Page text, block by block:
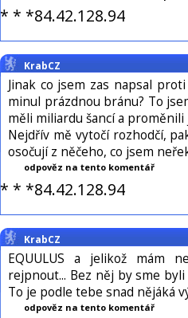
* * *84.42.128.94
KrabCZ
Jinak co jsem zas napsal
minul prázdnou bránu? To
měli miliardu šancí a proměnili
Nejdřív mě vytočí rozhodčí,
osočují z něčeho, co jsem
odpověz na tento komentář
* * *84.42.128.94
KrabCZ
EQUULUS a jelikož mám
rejpnout... Bez něj by sme
To je podle tebe snad nějáká
odpověz na tento komentář